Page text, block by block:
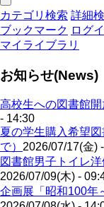
カテゴリ検索 詳細
ブックマーク ログ
マイライブラリ
お知らせ(News)
高校生への図書館開
- 14:30
夏の学生購入希望
で） 2026/07/17(金)
図書館男子トイレ
2026/07/09(木) -
企画展「昭和100年